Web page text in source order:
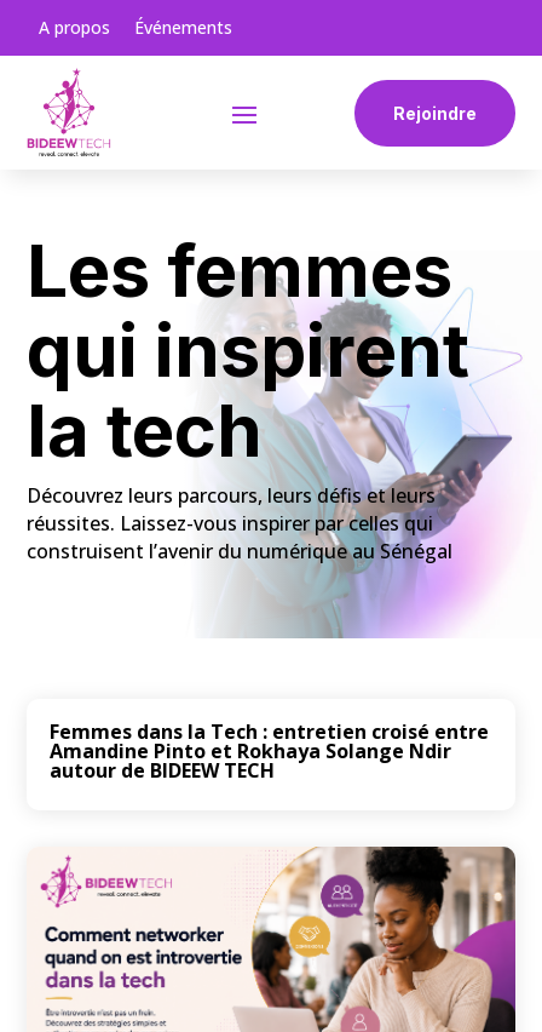
A propos Événements
Rejoindre
Les femmes
qui inspirent
la tech
Découvrez leurs parcours, leurs défis et leurs
réussites. Laissez-vous inspirer par celles qui
construisent l’avenir du numérique au Sénégal
Femmes dans la Tech : entretien croisé entre
Amandine Pinto et Rokhaya Solange Ndir
autour de BIDEEW TECH